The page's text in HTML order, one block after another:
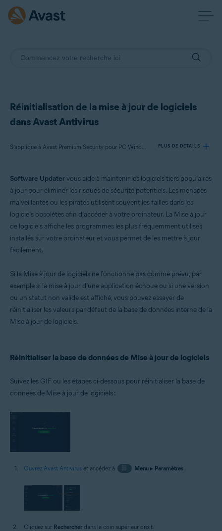
Réinitialisation de la mise à jour de logiciels
dans Avast Antivirus
S’applique à Avast Premium Security pour PC Windows, Avast Antivirus Gratuit pour PC Windows PLUS DE DÉTAILS
Avast Antivirus Gratuit 22.x pour PC Windows
Systèmes d'exploitation:
Microsoft Windows 11 Famille/Pro/Entreprise/Éducation
Microsoft Windows 10 Famille/Pro/Entreprise/Éducation (32/64 bits)
Microsoft Windows 7 Édition Familiale Basique/Édition Familiale
Premium/Professionnel/Entreprise/Édition Intégrale - Service Pack 1
avec mise à jour cumulative de commodité (32/64 bits)
Software Updatervous aide à maintenir les logiciels tiers populaires
à jour pour éliminer les risques de sécurité potentiels. Les menaces
malveillantes ou les pirates utilisent souvent les failles dans les
logiciels obsolètes afin d’accéder à votre ordinateur. La Mise à jour
de logiciels affiche les programmes les plus fréquemment utilisés
installés sur votre ordinateur et vous permet de les mettre à jour
facilement.
Si la Mise à jour de logiciels ne fonctionne pas comme prévu, par
exemple si la mise à jour d’une application échoue ou si une version
ou un statut non valide est affiché, vous pouvez essayer de
réinitialiser les valeurs par défaut de la base de données interne de la
Mise à jour de logiciels.
Réinitialiser la base de données de Mise à jour de logiciels
Suivez les GIF ou les étapes ci-dessous pour réinitialiser la base de
données de Mise à jour de logiciels :
Ouvrez Avast Antivirus et accédez à ☰ Menu▸ Paramètres.
Cliquez sur Rechercher dans le coin supérieur droit.